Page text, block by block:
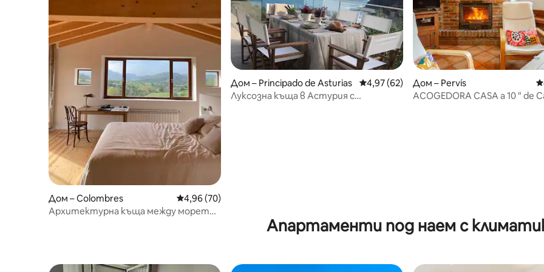
Дом – Colombres Средна оценка: 4,96 от 5, 70 отзива
4,96 (70)
Архитектурна къща между морето
Дом – Principado de Asturias Средна оценка: 4,97 от 5, 62 отзива
4,97 (62)
Луксозна къща в Астурия с
Дом – Pervís
ACOGEDORA CASA a 10 " de
Апартаменти под наем с